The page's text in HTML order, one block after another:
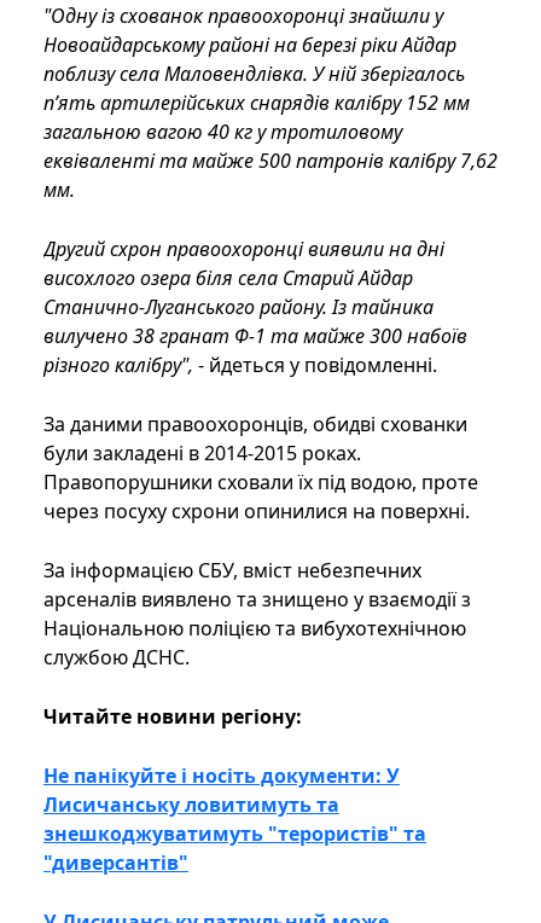
"Одну із схованок правоохоронці знайшли у
Новоайдарському районі на березі ріки Айдар
поблизу села Маловендлівка. У ній зберігалось
п’ять артилерійських снарядів калібру 152 мм
загальною вагою 40 кг у тротиловому
еквіваленті та майже 500 патронів калібру 7,62
мм.
Другий схрон правоохоронці виявили на дні
висохлого озера біля села Старий Айдар
Станично-Луганського району. Із тайника
вилучено 38 гранат Ф-1 та майже 300 набоїв
різного калібру", - йдеться у повідомленні.
За даними правоохоронців, обидві схованки
були закладені в 2014-2015 роках.
Правопорушники сховали їх під водою, проте
через посуху схрони опинилися на поверхні.
За інформацією СБУ, вміст небезпечних
арсеналів виявлено та знищено у взаємодії з
Національною поліцією та вибухотехнічною
службою ДСНС.
Читайте новини регіону:
Не панікуйте і носіть документи: У
Лисичанську ловитимуть та
знешкоджуватимуть "терористів" та
"диверсантів"